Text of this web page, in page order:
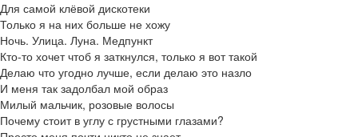
Для самой клёвой дискотеки
Только я на них больше не хожу
Ночь. Улица. Луна. Медпункт
Кто-то хочет чтоб я заткнулся, только я вот такой
Делаю что угодно лучше, если делаю это назло
И меня так задолбал мой образ
Милый мальчик, розовые волосы
Почему стоит в углу с грустными глазами?